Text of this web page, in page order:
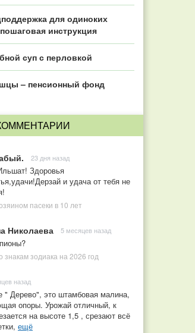
для одиноких
инструкция
суп с перловкой
– пенсионный фонд
23 дня назад
Здоровья
и удача от тебя не
пасеки в 10 лет
Николаева 5 месяцев назад
знакам зодиака на 2026 год
назад
" Дерево", это штамбовая малина,
опоры. Урожай отличный, к
на высоте 1,5 , срезают всё
ещё